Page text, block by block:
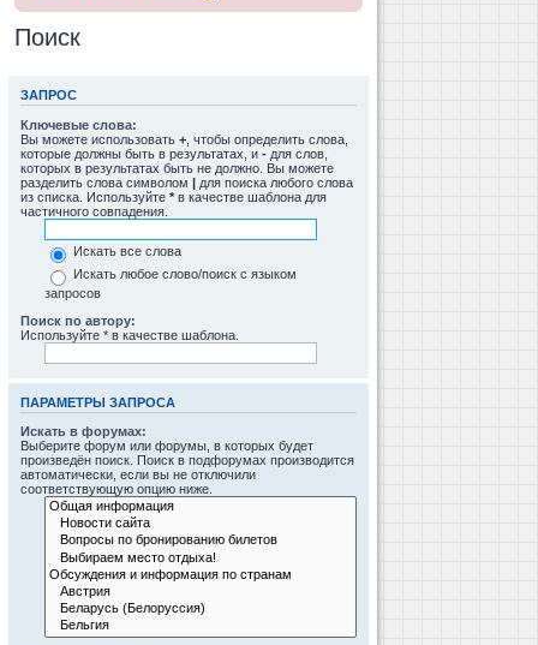
Поиск
ЗАПРОС
Ключевые слова:
Вы можете использовать + , чтобы определить слова,
которые должны быть в результатах, и - для слов,
которых в результатах быть не должно. Вы можете
разделить слова символом | для поиска любого слова
из списка. Используйте * в качестве шаблона для
частичного совпадения.
Искать все слова
Искать любое слово/поиск с языком
запросов
Поиск по автору:
Используйте * в качестве шаблона.
ПАРАМЕТРЫ ЗАПРОСА
Искать в форумах:
Выберите форум или форумы, в которых будет
произведён поиск. Поиск в подфорумах производится
автоматически, если вы не отключили
соответствующую опцию ниже.